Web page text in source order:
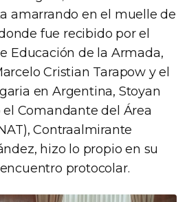
amarrando en el muelle de
fue recibido por el
Educación de la Armada,
Cristian Tarapow y el
en Argentina, Stoyan
Comandante del Área
Contraalmirante
hizo lo propio en su
protocolar.